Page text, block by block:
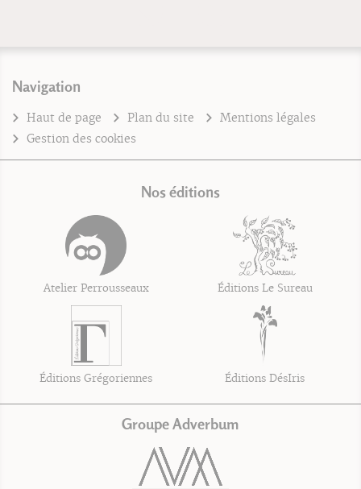
Navigation
Haut de page Plan du site
Mentions légales
Gestion des cookies
Nos éditions
Atelier Perrousseaux Éditions Le Sureau
Éditions Grégoriennes Éditions DésIris
Groupe Adverbum